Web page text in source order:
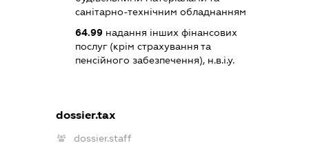
санітарно-технічним обладнанням
64.99надання інших фінансових
послуг (крім страхування та
пенсійного забезпечення), н.в.і.у.
dossier.tax
dossier.staff